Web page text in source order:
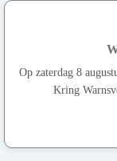
Op zaterdag 8
Kring